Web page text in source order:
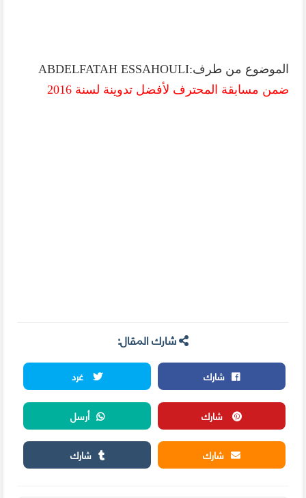
الموضوع من طرف:ABDELFATAH ESSAHOULI
ضمن مسابقة المحترف لأفضل تدوينة لسنة 2016
شارك المقال:
شارك
غرد
شارك
أرسل
شارك
شارك